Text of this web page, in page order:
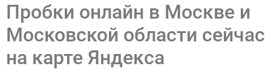
Пробки онлайн в Москве и
Московской области сейчас
на карте Яндекса